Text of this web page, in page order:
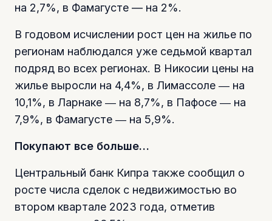
на 2,7%, в Фамагусте — на 2%.
В годовом исчислении рост цен на жилье по
регионам наблюдался уже седьмой квартал
подряд во всех регионах. В Никосии цены на
жилье выросли на 4,4%, в Лимассоле ― на
10,1%, в Ларнаке ― на 8,7%, в Пафосе ― на
7,9%, в Фамагусте ― на 5,9%.
Покупают все больше…
Центральный банк Кипра также сообщил о
росте числа сделок с недвижимостью во
втором квартале 2023 года, отметив